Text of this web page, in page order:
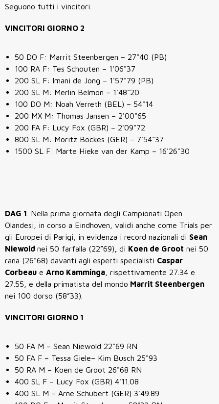
Seguono tutti i vincitori.
VINCITORI GIORNO 2
50 DO F: Marrit Steenbergen – 27"40 (PB)
100 RA F: Tes Schouten – 1'06"37
200 SL F: Imani de Jong – 1'57"79 (PB)
200 SL M: Merlin Belmon – 1'48"20
100 DO M: Noah Verreth (BEL) – 54"14
200 MX M: Thomas Jansen – 2'00"65
200 FA F: Lucy Fox (GBR) – 2'09"72
800 SL M: Moritz Bockes (GER) – 7'54"37
1500 SL F: Marte Hieke van der Kamp – 16'26"30
DAG 1 . Nella prima giornata degli Campionati Open
Olandesi, in corso a Eindhoven, validi anche come Trials per
gli Europei di Parigi, in evidenza i record nazionali di Sean
Niewold nei 50 farfalla (22”69) di Koen de Groot nei 50
rana (26”68) davanti agli esperti specialisti Caspar
Corbeau e Arno Kamminga , rispettivamente 27.34 e
27.55, e della primatista del mondo Marrit Steenbergen
nei 100 dorso (58”33).
VINCITORI GIORNO 1
50 FA M – Sean Niewold 22"69 RN
50 FA F – Tessa Giele– Kim Busch 25"93
50 RA M – Koen de Groot 26"68 RN
400 SL F – Lucy Fox (GBR) 4'11.08
400 SL M – Arne Schubert (GER) 3'49.89